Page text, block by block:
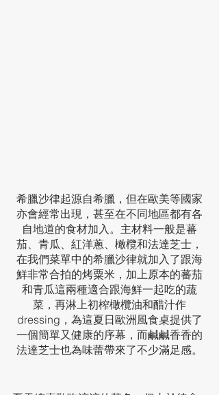
希臘沙律起源自希臘，但在歐美等國家
亦會經常出現，甚至在不同地區都有各
自地道的食材加入。主材料一般是蕃
茄、青瓜、紅洋蔥、橄欖和法達芝士，
在我們菜單中的希臘沙律就加入了跟海
鮮非常合拍的烤粟米，加上原本的蕃茄
和青瓜這兩種適合跟海鮮一起吃的蔬
菜，再淋上初榨橄欖油和醋汁作
dressing，為這夏日歐洲風食桌提供了
一個簡單又健康的序幕，而鹹鹹香香的
法達芝士也為味蕾帶來了不少滿足感。